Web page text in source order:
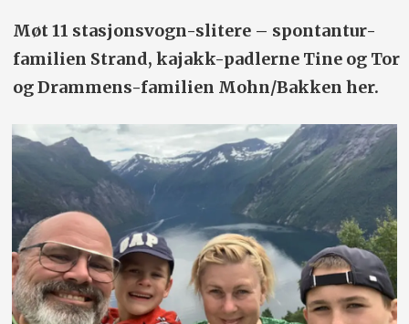
Møt 11 stasjonsvogn-slitere – spontantur-
familien Strand, kajakk-padlerne Tine og Tor
og Drammens-familien Mohn/Bakken her.